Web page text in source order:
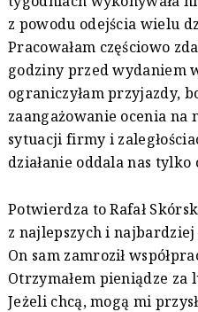
z powodu odejścia wielu
Pracowałam częściowo
godziny przed wydaniem
ograniczyłam przyjazdy,
zaangażowanie ocenia na
sytuacji firmy i
działanie oddala nas
Potwierdza to Rafał
z najlepszych i
On sam zamroził
Otrzymałem pieniądze za
Jeżeli chcą, mogą mi